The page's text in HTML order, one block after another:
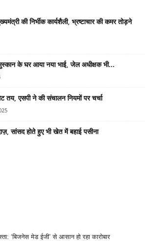
की निर्भीक कार्यशैली, भ्रष्टाचार की कमर तोड़ने
के घर आया नया भाई, जेल अधीक्षक भी...
तय, एसपी ने की संचालन नियमों पर चर्चा
सांसद होते हुए भी खेत में बहाई पसीना
‘बिजनेस मेड ईजी’ से आसान हो रहा कारोबार